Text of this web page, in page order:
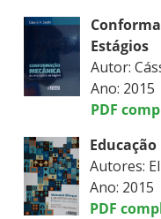
Estágios
Autor:
Ano:
PDF
Autores:
Ano: 2015
PDF